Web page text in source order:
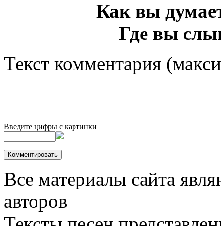
Как вы
Где вы
Текст комментария
Введите цифры с картинки
Все материалы сайта
авторов